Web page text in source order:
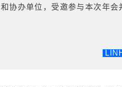
协办单位，受邀参与本次年会